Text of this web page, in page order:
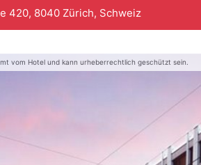
420, 8040 Zürich, Schweiz
vom Hotel und kann urheberrechtlich geschützt sein.